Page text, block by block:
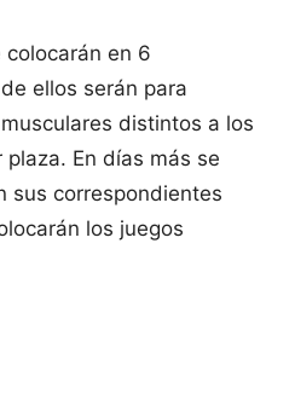
colocarán en 6
ellos serán para
distintos a los
En días más se
sus correspondientes
los juegos